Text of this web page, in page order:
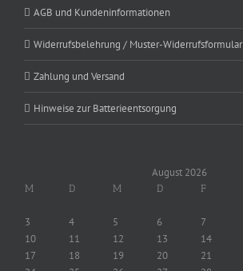
AGB und Kundeninformationen
Widerrufsbelehrung / Muster-Widerrufsformular
Zahlung und Versand
Hinweise zur Batterieentsorgung
August 2026
M D M D F
3
4 5 6 7
10
11 12 13 14
17
18 19 20 21